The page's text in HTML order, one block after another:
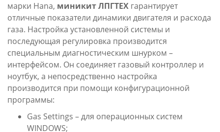
марки Hana, миникит ЛПГТЕХ гарантирует
отличные показатели динамики двигателя и расхода
газа. Настройка установленной системы и
последующая регулировка производится
специальным диагностическим шнурком –
интерфейсом. Он соединяет газовый контроллер и
ноутбук, а непосредственно настройка
производится при помощи конфигурационной
программы:
Gas Settings – для операционных систем
WINDOWS;